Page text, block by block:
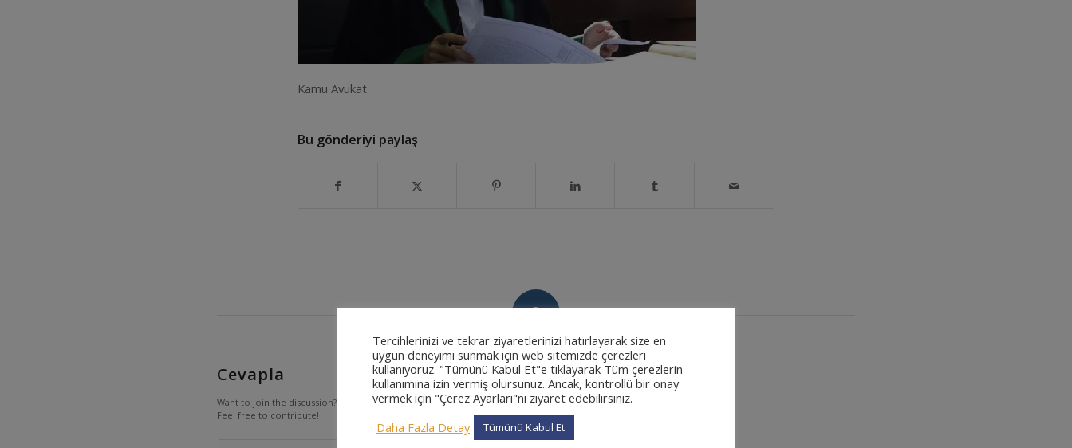
Kamu Avukat
Bu gönderiyi paylaş
0
CEVAPLAR
Cevapla
Want to join the discussion?
Feel free to contribute!
Tercihlerinizi ve tekrar ziyaretlerinizi hatırlayarak size en
uygun deneyimi sunmak için web sitemizde çerezleri
kullanıyoruz. "Tümünü Kabul Et"e tıklayarak Tüm çerezlerin
kullanımına izin vermiş olursunuz. Ancak, kontrollü bir onay
vermek için "Çerez Ayarları"nı ziyaret edebilirsiniz.
Daha Fazla Detay
Tümünü Kabul Et